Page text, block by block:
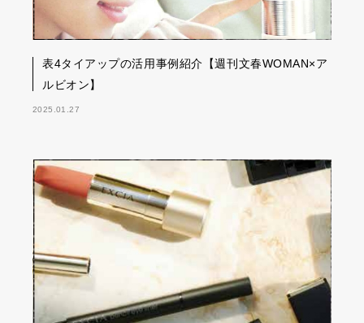
表4タイアップの活用事例紹介【週刊文春WOMAN×ア
ルビオン】
2025.01.27